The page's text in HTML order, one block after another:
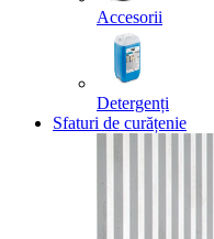
Accesorii
Detergenți
Sfaturi de curățenie